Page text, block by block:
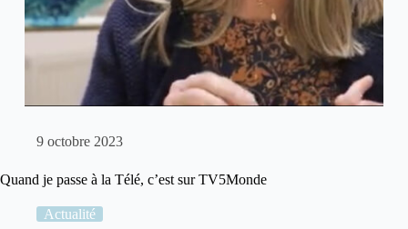
9 octobre 2023
Quand je passe à la Télé, c’est sur TV5Monde
Actualité